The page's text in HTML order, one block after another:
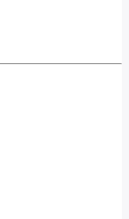
าศ
าคาถู
านาย
จ้าง
น